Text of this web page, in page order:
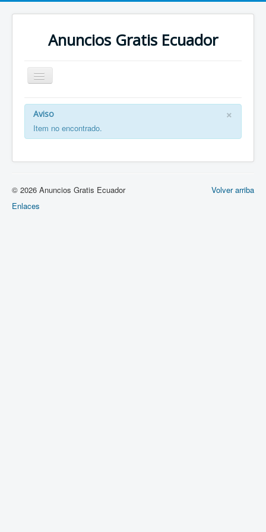
Anuncios Gratis Ecuador
Cambiar
navegación
Anuncios Gratis Ecuador
Todas categorias
Publicar Anuncio
×
Aviso
Item no encontrado.
Volver arriba
© 2026 Anuncios Gratis Ecuador
Enlaces